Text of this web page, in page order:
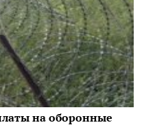
на оборонные